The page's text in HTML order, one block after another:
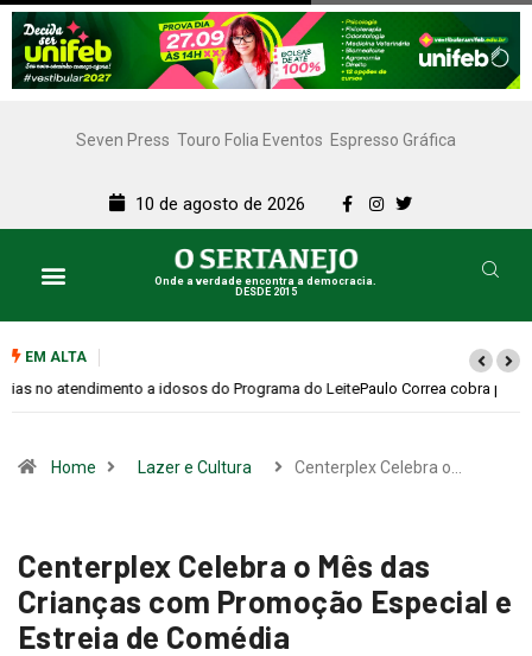
Seven Press Touro Folia Eventos Espresso Gráfica
10 de agosto de 2026
Onde a verdade encontra a democracia.
DESDE 2015
EM ALTA
Paulo Correa cobra providências da Prefeitura para cumprir nova lei sobre
Home Lazer e Cultura Centerplex Celebra o…
Centerplex Celebra o Mês das
Crianças com Promoção Especial e
Estreia de Comédia